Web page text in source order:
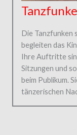
Die Tanzfunken
begleiten das
Ihre Auftritte
Sitzungen und
beim Publikum.
tänzerischen